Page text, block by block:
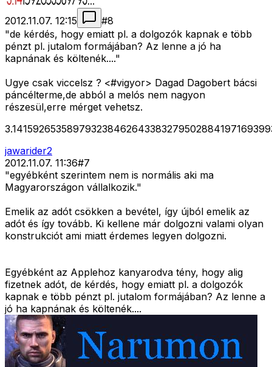
2012.11.07. 12:15 #8
"de kérdés, hogy emiatt pl. a dolgozók kapnak e több
pénzt pl. jutalom formájában? Az lenne a jó ha
kapnának és költenék...."
Ugye csak viccelsz ? <#vigyor> Dagad Dagobert bácsi
páncélterme,de abból a melós nem nagyon
részesül,erre mérget vehetsz.
jawarider2
2012.11.07. 11:36#7
"egyébként szerintem nem is normális aki ma
Magyarországon vállalkozik."
Emelik az adót csökken a bevétel, így újból emelik az
adót és így tovább. Ki kellene már dolgozni valami olyan
konstrukciót ami miatt érdemes legyen dolgozni.
Egyébként az Applehoz kanyarodva tény, hogy alig
fizetnek adót, de kérdés, hogy emiatt pl. a dolgozók
kapnak e több pénzt pl. jutalom formájában? Az lenne a
jó ha kapnának és költenék....